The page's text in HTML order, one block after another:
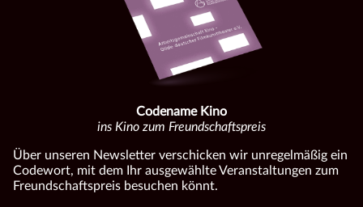
Codename Kino
ins Kino zum Freundschaftspreis
Über unseren Newsletter verschicken wir unregelmäßig ein
Codewort, mit dem Ihr ausgewählte Veranstaltungen zum
Freundschaftspreis besuchen könnt.